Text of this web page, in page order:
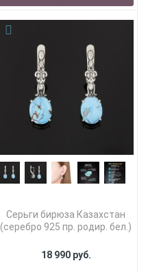
Серьги бирюза Казахстан
(серебро 925 пр. родир. бел.)
18 990 руб.